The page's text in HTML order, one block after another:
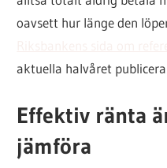
oavsett hur länge den
aktuella halvåret
Effektiv ränta
jämföra